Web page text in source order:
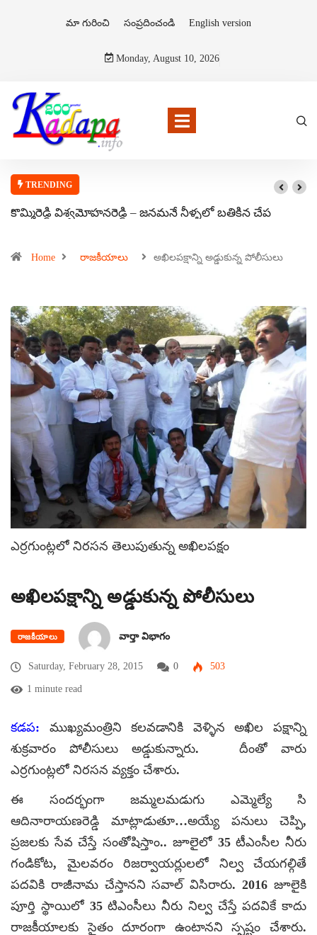
మా గురించి సంప్రదించండి English version
Monday, August 10, 2026
TRENDING
కొమ్మిరెడ్డి విశ్వమోహనరెడ్డి – జనమనే నీళ్ళలో బతికిన చేప
Home రాజకీయాలు అఖిలపక్షాన్ని అడ్డుకున్న పోలీసులు
ఎర్రగుంట్లలో నిరసన తెలుపుతున్న అఖిలపక్షం
అఖిలపక్షాన్ని అడ్డుకున్న పోలీసులు
రాజకీయాలు వార్తా విభాగం
Saturday, February 28, 2015 0 503
1 minute read
కడప: ముఖ్యమంత్రిని కలవడానికి వెళ్ళిన అఖిల పక్షాన్ని
శుక్రవారం పోలీసులు అడ్డుకున్నారు. దీంతో వారు
ఎర్రగుంట్లలో నిరసన వ్యక్తం చేశారు.
ఈ సందర్భంగా జమ్మలమడుగు ఎమ్మెల్యే సి
ఆదినారాయణరెడ్డి మాట్లాడుతూ…అయ్యే పనులు చెప్పి,
ప్రజలకు సేవ చేస్తే సంతోషిస్తాం.. జూలైలో 35 టీఎంసీల నీరు
గండికోట, మైలవరం రిజర్వాయర్లులలో నిల్వ చేయగల్గితే
పదవికి రాజీనామ చేస్తానని సవాల్ విసిరారు. 2016 జూలైకి
పూర్తి స్థాయిలో 35 టిఎంసీలు నీరు నిల్వ చేస్తే పదవికే కాదు
రాజకీయాలకు సైతం దూరంగా ఉంటానని స్పష్టం చేశారు.